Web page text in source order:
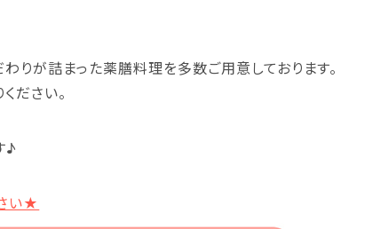
りが詰まった薬膳料理を多数ご用意しております。
ださい。
♪
い★